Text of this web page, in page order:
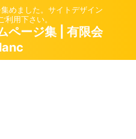
めました。サイトデザイン
利用下さい。
ページ集 | 有限会